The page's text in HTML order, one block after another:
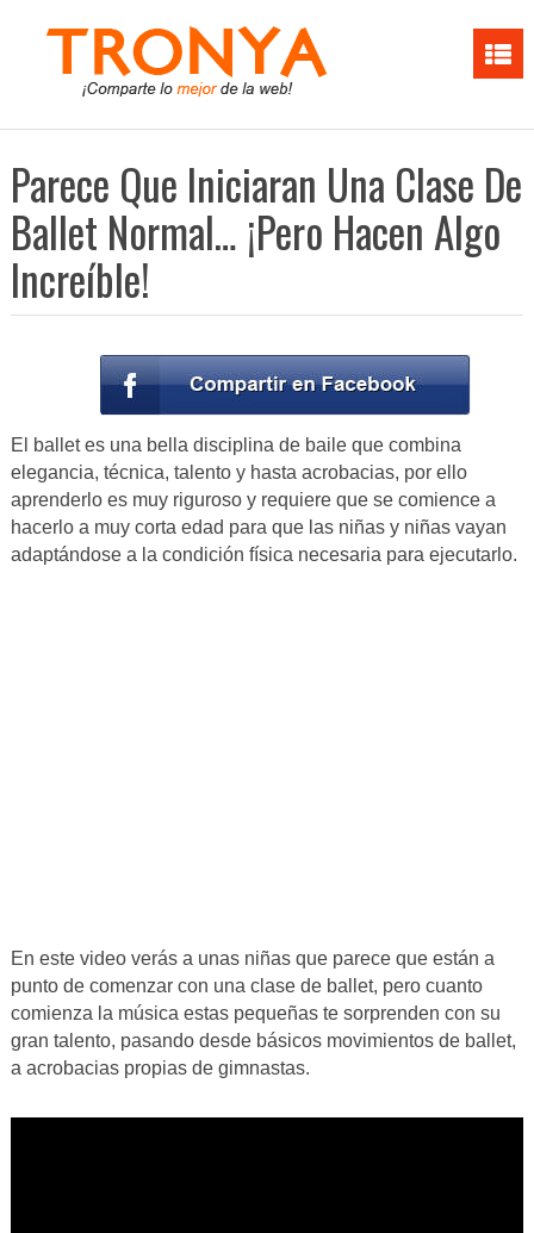
Parece Que Iniciaran Una Clase De
Ballet Normal… ¡Pero Hacen Algo
Increíble!
El ballet es una bella disciplina de baile que combina
elegancia, técnica, talento y hasta acrobacias, por ello
aprenderlo es muy riguroso y requiere que se comience a
hacerlo a muy corta edad para que las niñas y niñas vayan
adaptándose a la condición física necesaria para ejecutarlo.
En este video verás a unas niñas que parece que están a
punto de comenzar con una clase de ballet, pero cuanto
comienza la música estas pequeñas te sorprenden con su
gran talento, pasando desde básicos movimientos de ballet,
a acrobacias propias de gimnastas.